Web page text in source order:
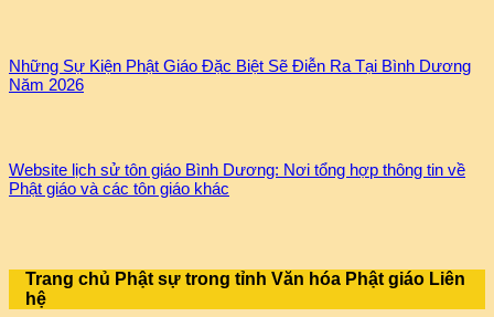
Những Sự Kiện Phật Giáo Đặc Biệt Sẽ Điễn Ra Tại Bình Dương
Năm 2026
Website lịch sử tôn giáo Bình Dương: Nơi tổng hợp thông tin về
Phật giáo và các tôn giáo khác
Trang chủ Phật sự trong tỉnh Văn hóa Phật giáo Liên
hệ